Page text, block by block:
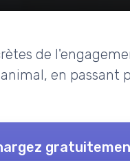
de
en passant